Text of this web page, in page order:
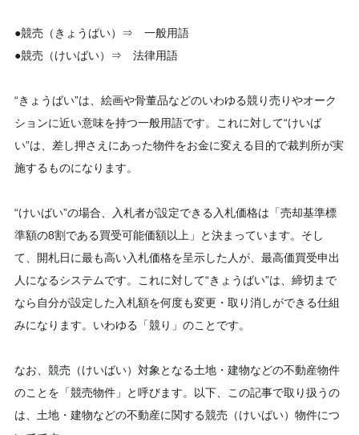
●競売（きょうばい）⇒ 一般用語
●競売（けいばい）⇒ 法律用語
“きょうばい”は、絵画や骨董品などのいわゆる競り売りやオーク
ションに近い意味を持つ一般用語です。これに対して“けいば
い”は、差し押さえにあった物件をお金に変える目的で裁判所が実
施するものになります。
“けいばい”の場合、入札者が設定できる入札価格は「売却基準標
準額の8割である買受可能価額以上」と決まっています。そし
て、開札日に最も高い入札価格を呈示した人が、最高価買受申出
人になるシステムです。これに対して“きょうばい”は、締切まで
なら自分が設定した入札額を何度も変更・取り消しができる仕組
みになります。いわゆる「競り」のことです。
なお、競売（けいばい）対象となる土地・建物などの不動産物件
のことを「競売物件」と呼びます。以下、この記事で取り扱うの
は、土地・建物などの不動産に関する競売（けいばい）物件につ